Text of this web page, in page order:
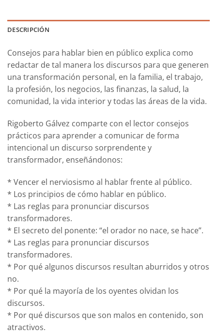
DESCRIPCIÓN
Consejos para hablar bien en público explica como
redactar de tal manera los discursos para que generen
una transformación personal, en la familia, el trabajo,
la profesión, los negocios, las finanzas, la salud, la
comunidad, la vida interior y todas las áreas de la vida.
Rigoberto Gálvez comparte con el lector consejos
prácticos para aprender a comunicar de forma
intencional un discurso sorprendente y
transformador, enseñándonos:
* Vencer el nerviosismo al hablar frente al público.
* Los principios de cómo hablar en público.
* Las reglas para pronunciar discursos
transformadores.
* El secreto del ponente: “el orador no nace, se hace”.
* Las reglas para pronunciar discursos
transformadores.
* Por qué algunos discursos resultan aburridos y otros
no.
* Por qué la mayoría de los oyentes olvidan los
discursos.
* Por qué discursos que son malos en contenido, son
atractivos.